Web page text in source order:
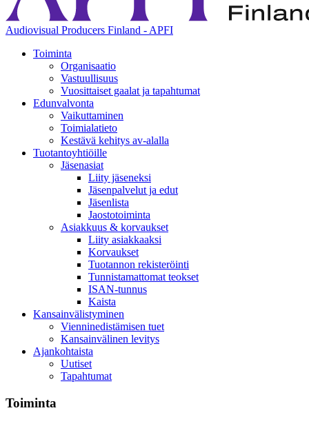
Audiovisual Producers Finland - APFI
Toiminta
Organisaatio
Vastuullisuus
Vuosittaiset gaalat ja tapahtumat
Edunvalvonta
Vaikuttaminen
Toimialatieto
Kestävä kehitys av-alalla
Tuotantoyhtiöille
Jäsenasiat
Liity jäseneksi
Jäsenpalvelut ja edut
Jäsenlista
Jaostotoiminta
Asiakkuus & korvaukset
Liity asiakkaaksi
Korvaukset
Tuotannon rekisteröinti
Tunnistamattomat teokset
ISAN-tunnus
Kaista
Kansainvälistyminen
Vienninedistämisen tuet
Kansainvälinen levitys
Ajankohtaista
Uutiset
Tapahtumat
Toiminta